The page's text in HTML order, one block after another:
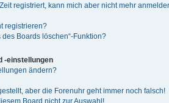
registriert, kann mich aber nicht mehr
registrieren?
Boards löschen“-Funktion?
-einstellungen
ändern?
aber die Forenuhr geht immer noch falsch!
Board nicht zur Auswahl!